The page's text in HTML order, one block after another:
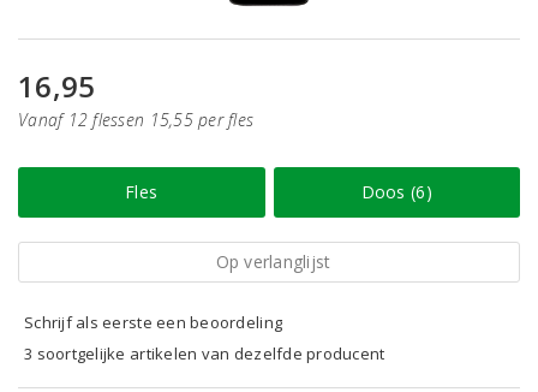
16,95
Vanaf 12 flessen 15,55 per fles
Fles Doos (6)
Op verlanglijst
Schrijf als eerste een beoordeling
3 soortgelijke artikelen van dezelfde producent